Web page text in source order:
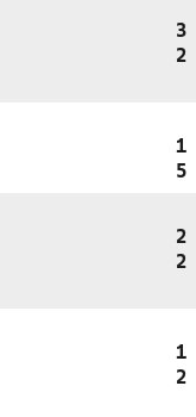
3
2
1
5
2
2
1
2